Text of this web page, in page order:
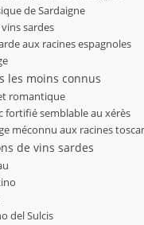
de Sardaigne
sardes
aux racines espagnoles
les moins connus
romantique
fortifié semblable au xérès
méconnu aux racines
de vins sardes
del Sulcis